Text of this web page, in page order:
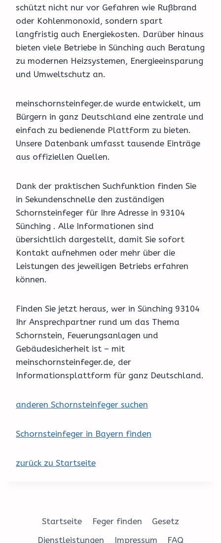
schützt nicht nur vor Gefahren wie Rußbrand
oder Kohlenmonoxid, sondern spart
langfristig auch Energiekosten. Darüber hinaus
bieten viele Betriebe in Sünching auch Beratung
zu modernen Heizsystemen, Energieeinsparung
und Umweltschutz an.
meinschornsteinfeger.de wurde entwickelt, um
Bürgern in ganz Deutschland eine zentrale und
einfach zu bedienende Plattform zu bieten.
Unsere Datenbank umfasst tausende Einträge
aus offiziellen Quellen.
Dank der praktischen Suchfunktion finden Sie
in Sekundenschnelle den zuständigen
Schornsteinfeger für Ihre Adresse in 93104
Sünching . Alle Informationen sind
übersichtlich dargestellt, damit Sie sofort
Kontakt aufnehmen oder mehr über die
Leistungen des jeweiligen Betriebs erfahren
können.
Finden Sie jetzt heraus, wer in Sünching 93104
Ihr Ansprechpartner rund um das Thema
Schornstein, Feuerungsanlagen und
Gebäudesicherheit ist – mit
meinschornsteinfeger.de, der
Informationsplattform für ganz Deutschland.
anderen Schornsteinfeger suchen
Schornsteinfeger in Bayern finden
zurück zu Startseite
Startseite Feger finden
Gesetz
Dienstleistungen
Impressum FAQ